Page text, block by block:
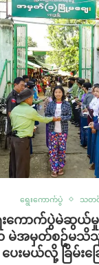
ရွေးကောက်ပွဲ သတင်
ေးကောက်ပွဲမဲဆွ
မဲအမှတ်စဥ်မသိ
ပေးမယ်လို့ ခြိမ်းခ